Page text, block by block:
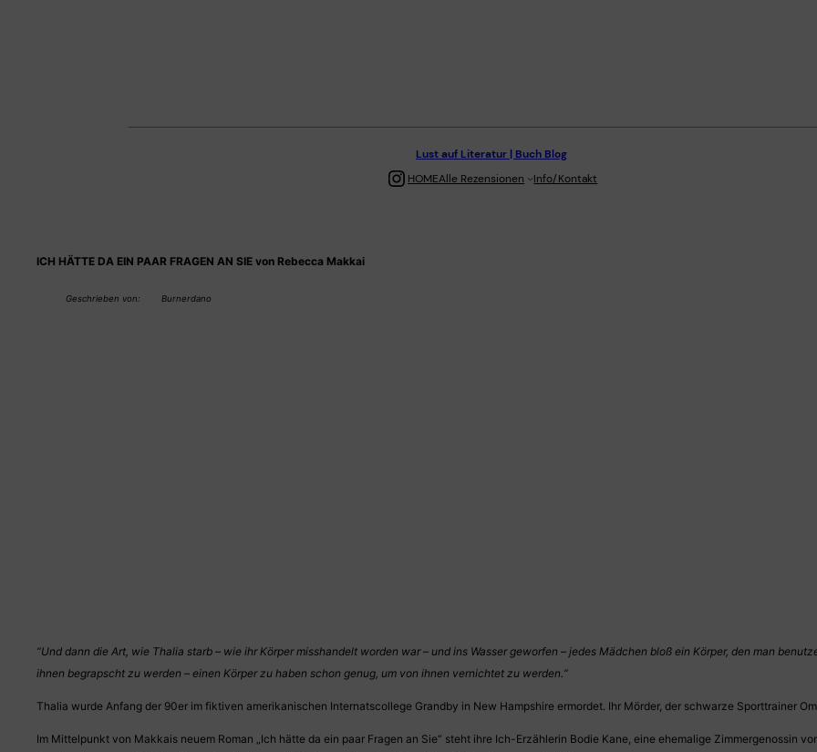
Lust auf Literatur | Buch Blog
Instagram
HOMEAlle Rezensionen Info/Kontakt
ICH HÄTTE DA EIN PAAR FRAGEN AN SIE von Rebecca Makkai
Geschrieben von: Burnerdano
“Und dann die Art, wie Thalia starb – wie ihr Körper misshandelt worden war – und ins Wasser geworfen – jedes Mädchen bloß ein Körper, den man
ihnen begrapscht zu werden – einen Körper zu haben schon genug, um von ihnen vernichtet zu werden.“
Thalia wurde Anfang der 90er im fiktiven amerikanischen Internatscollege Grandby in New Hampshire ermordet. Ihr Mörder, der schwarze Sporttrainer
Im Mittelpunkt von Makkais neuem Roman „Ich hätte da ein paar Fragen an Sie“ steht ihre Ich-Erzählerin Bodie Kane, eine ehemalige Zimmergenossin